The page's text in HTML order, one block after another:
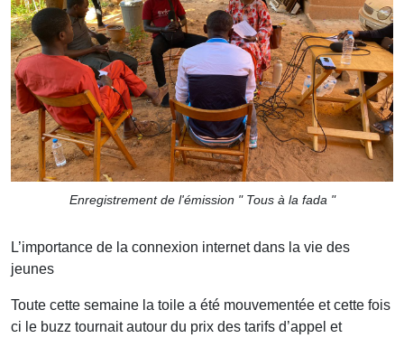
Enregistrement de l'émission " Tous à la fada "
L’importance de la connexion internet dans la vie des
jeunes
Toute cette semaine la toile a été mouvementée et cette fois
ci le buzz tournait autour du prix des tarifs d’appel et